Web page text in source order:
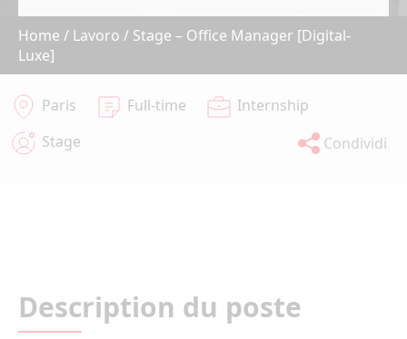
Home / Lavoro / Stage – Office Manager [Digital-
Luxe]
Paris Full-time
Internship
Stage
Condividi
Description du poste